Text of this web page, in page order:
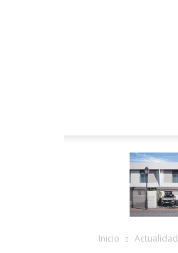
Inicio Actualidad